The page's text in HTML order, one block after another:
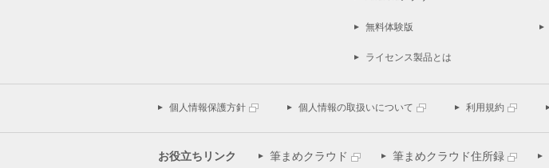
無料体験版
ライセンス製品とは
個人情報保護方針 個人情報の取扱いについて 利用規約
お役立ちリンク 筆まめクラウド 筆まめクラウド住所録